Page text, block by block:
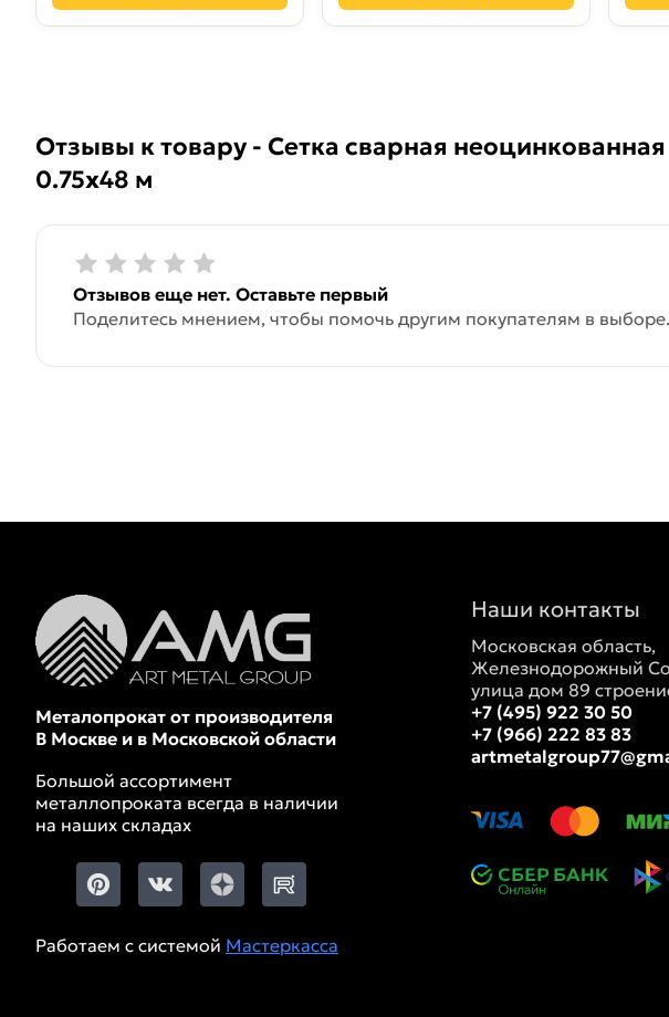
Отзывы к товару - Сетка сварная
0.75х48 м
Отзывов еще нет. Оставьте первый
Поделитесь мнением, чтобы помочь другим покупателям в выборе.
Металопрокат от производителя
В Москве и в Московской области
Большой ассортимент
металлопроката всегда в наличии
на наших складах
Работаем с системой Мастеркасса
Наши контакты
Московская область,
Железнодорожный
улица дом 89
+7 (495) 922 30 50
+7 (966) 222 83 83